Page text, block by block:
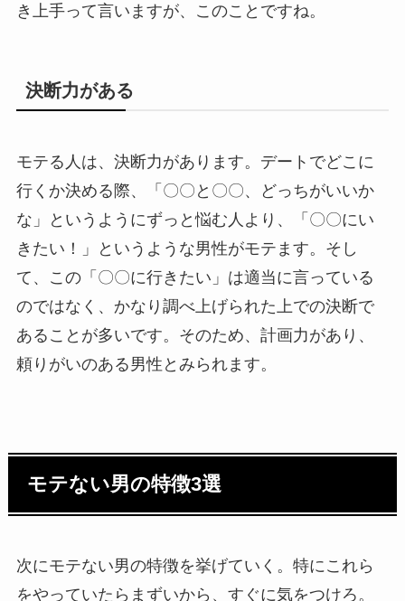
き上手って言いますが、このことですね。
決断力がある
モテる人は、決断力があります。デートでどこに
行くか決める際、「〇〇と〇〇、どっちがいいか
な」というようにずっと悩む人より、「〇〇にい
きたい！」というような男性がモテます。そし
て、この「〇〇に行きたい」は適当に言っている
のではなく、かなり調べ上げられた上での決断で
あることが多いです。そのため、計画力があり、
頼りがいのある男性とみられます。
モテない男の特徴3選
次にモテない男の特徴を挙げていく。特にこれら
をやっていたらまずいから、すぐに気をつけろ。